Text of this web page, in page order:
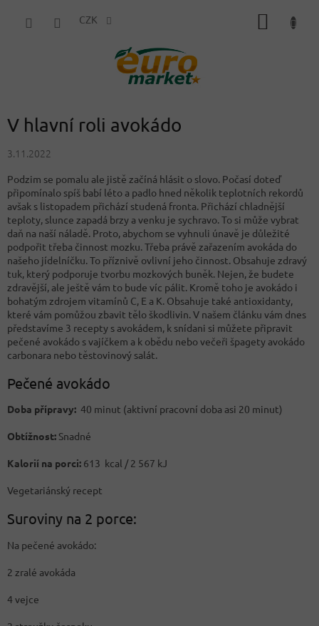
CZK
V hlavní roli avokádo
3.11.2022
Podzim se pomalu ale jistě začíná hlásit o slovo. Počasí doteď
připomínalo spíš babí léto a padlo hned několik teplotních rekordů
avšak s listopadem přichází studená fronta. Přichází chladnější
teploty, slunce zapadá brzy a venku je sychravo. To si může vybrat
daň na naší náladě. Proto, abychom se vyhnuli únavě je důležité
podpořit třeba činnost mozku. Třeba právě zařazením avokáda do
našeho jídelníčku. To příznivě ovlivní jeho činnost. Obsahuje zdravý
tuk, který podporuje tvorbu mozkových buněk. Nejen, že budete
zdravější, ale ještě vám to bude víc pálit. Kromě toho je avokádo i
bohatým zdrojem vitamínů C, E a K. Obsahuje také antioxidanty,
které vám pomůžou zbavit tělo škodlivin. V našem článku vám dnes
představíme 3 recepty s avokádem, k snídani si můžete připravit
pečené avokádo s vajíčkem a k obědu nebo večeři špagety avokádo
carbonara nebo těstovinový salát.
Pečené avokádo
Doba přípravy: 40 minut (aktivní pracovní doba asi 20 minut)
Obtížnost: Snadné
Kalorií na porci: 613 kcal / 2 567 kJ
Vegetariánský recept
Suroviny na 2 porce:
Na pečené avokádo:
2 zralé avokáda
4 vejce